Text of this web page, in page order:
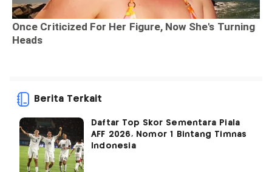
Berita Terkait
Daftar Top Skor Sementara Piala
AFF 2026, Nomor 1 Bintang Timnas
Indonesia